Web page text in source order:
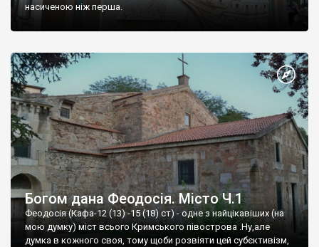
насиченою ніж перша.
Богом дана Феодосія. Місто Ч.1
Феодосія (Кафа-12 (13) -15 (18) ст) - одне з найцікавіших (на
мою думку) міст всього Кримського півострова .Ну,але
думка в кожного своя, тому щоби розвіяти цей субєктивізм,